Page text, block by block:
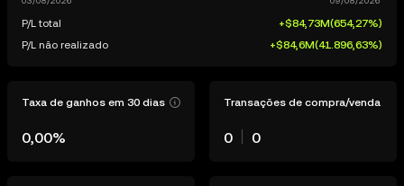
P/L total +$84,73M(654,27%)
P/L não realizado
+$84,6M(41.896,63%)
Taxa de ganhos em 30 dias
0,00%
Transações de compra/venda
0 0